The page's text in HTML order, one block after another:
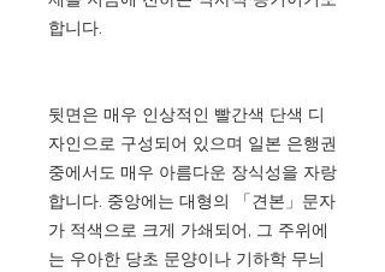
합니다.
뒷면은 매우 인상적인 빨간색 단색 디
자인으로 구성되어 있으며 일본 은행권
중에서도 매우 아름다운 장식성을 자랑
합니다. 중앙에는 대형의 「견본」문자
가 적색으로 크게 가쇄되어, 그 주위에
는 우아한 당초 문양이나 기하학 무늬